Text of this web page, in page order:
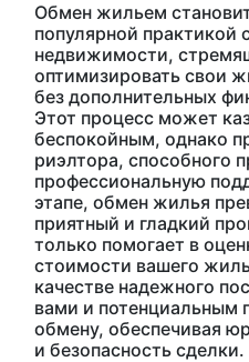
Обмен жильем
популярной практикой
недвижимости,
оптимизировать свои
без дополнительных
Этот процесс может
беспокойным, однако
риэлтора, способного
профессиональную
этапе, обмен жилья
приятный и гладкий
только помогает в
стоимости вашего
качестве надежного
вами и потенциальным
обмену, обеспечивая
и безопасность сделки.